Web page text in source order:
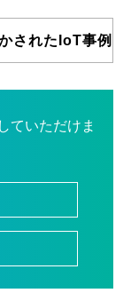
されたIoT事例
ていただけま